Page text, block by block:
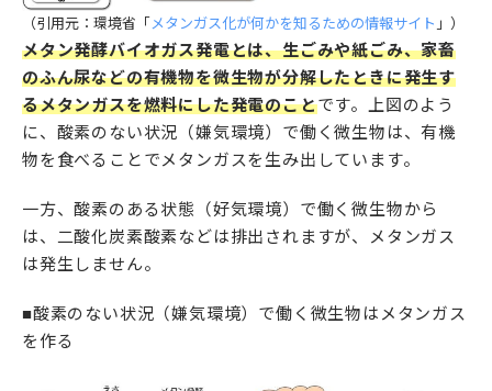
（引用元：環境省「 メタンガス化が何かを知るための情報サイト 」）
メタン発酵バイオガス発電とは、生ごみや紙ごみ、家畜
のふん尿などの有機物を微生物が分解したときに発生す
るメタンガスを燃料にした発電のことです。上図のよう
に、酸素のない状況（嫌気環境）で働く微生物は、有機
物を食べることでメタンガスを生み出しています。
一方、酸素のある状態（好気環境）で働く微生物から
は、二酸化炭素酸素などは排出されますが、メタンガス
は発生しません。
■酸素のない状況（嫌気環境）で働く微生物はメタンガス
を作る